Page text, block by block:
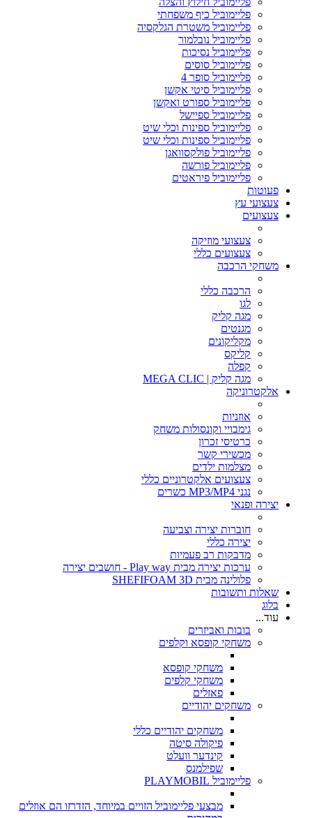
פליימוביל כיף משפחתי
פליימוביל משטרת הגלקסיה
פליימוביל נובלמור
פליימוביל נסיכות
פליימוביל סוסים
פליימוביל סופר 4
פליימוביל סיטי אקשן
פליימוביל ספורט ואקשן
פליימוביל ספיישל
פליימוביל ספינות וכלי שיט
פליימוביל ספינות וכלי שיט
פליימוביל פולקסוואגן
פליימוביל פורשה
פליימוביל פיראטים
פעוטות
צעצועי עץ
צעצועים
צעצועי מוזיקה
צעצועים כללי
משחקי הרכבה
הרכבה כללי
לגו
מגה קליק
מגנטים
מקליקונים
קליקס
קפלה
מגה קליק | MEGA CLIC
אלקטרוניקה
אוזניות
גימבויי וקונסולות משחק
כרטיסי זכרון
מכשירי קשר
מצלמות ילדים
צעצועים אלקטרוניים כללי
נגני MP3/MP4 כשרים
יצירה ופנאי
חוברות יצירה וצביעה
יצירה כללי
מדבקות רב פעמיות
ערכות יצירה מבית Play way - חושבים יצירה
פלולינה מבית SHEFIFOAM 3D
שאלות ותשובות
בלוג
עוד...
בובות ואביזרים
משחקי קופסא וקלפים
משחקי קופסא
משחקי קלפים
פאזלים
משחקים יהודיים
משחקים יהודיים כללי
פיקולה סיטה
קינדער וועלט
שפילמנס
פליימוביל PLAYMOBIL
מבצעי פליימוביל הזויים במיוחד, הזדרזו הם אוזלים